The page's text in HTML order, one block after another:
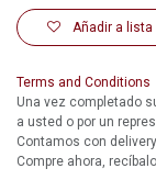
Añadir a
Terms and Conditions
Una vez completado
a usted o por un
Contamos con
Compre ahora,